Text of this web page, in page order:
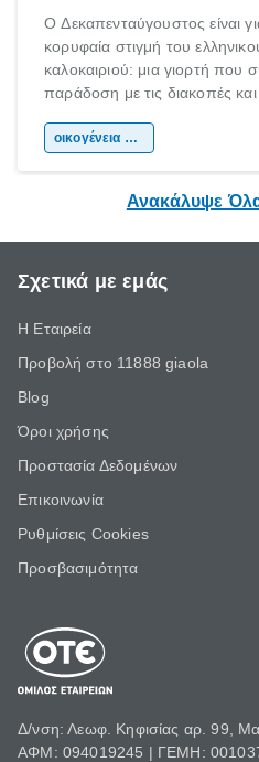
Ο Δεκαπενταύγουστος είναι
κορυφαία στιγμή του
καλοκαιριού: μια γιορτή που
παράδοση με τις διακοπές και
χώρας. Είτε πρόκειται για
οικογένεια & παιδί
Ανακάλυψε
Σχετικά με εμάς
Η Εταιρεία
Προβολή στο 11888 giaola
Blog
Όροι χρήσης
Προστασία Δεδομένων
Επικοινωνία
Ρυθμίσεις Cookies
Προσβασιμότητα
Δ/νση: Λεωφ. Κηφισίας αρ. 99,
ΑΦΜ: 094019245 | ΓΕΜΗ: